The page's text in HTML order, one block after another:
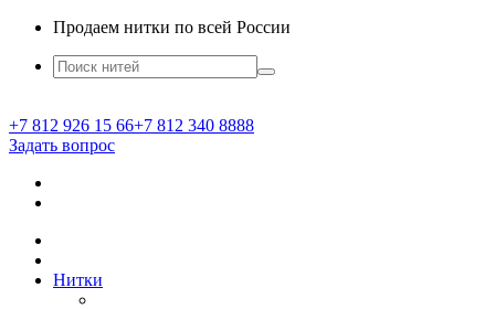
Продаем нитки по всей России
+7 812 926 15 66+7 812 340 8888
Задать вопрос
Нитки